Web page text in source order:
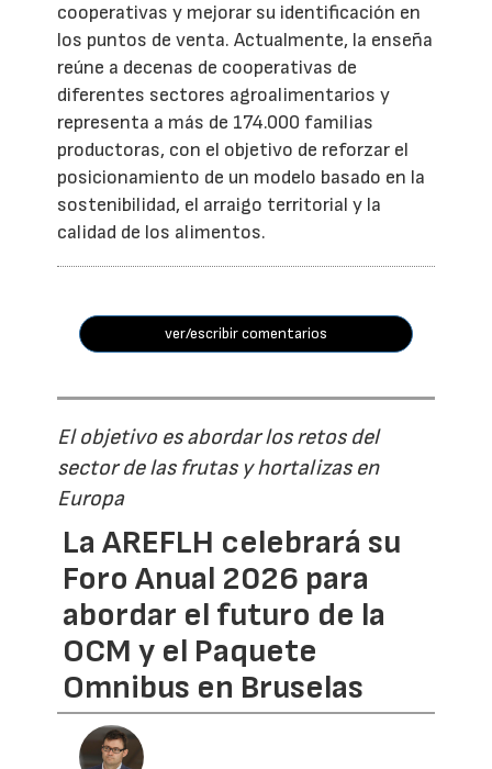
cooperativas y mejorar su identificación en
los puntos de venta. Actualmente, la enseña
reúne a decenas de cooperativas de
diferentes sectores agroalimentarios y
representa a más de 174.000 familias
productoras, con el objetivo de reforzar el
posicionamiento de un modelo basado en la
sostenibilidad, el arraigo territorial y la
calidad de los alimentos.
ver/escribir comentarios
El objetivo es abordar los retos del
sector de las frutas y hortalizas en
Europa
La AREFLH celebrará su
Foro Anual 2026 para
abordar el futuro de la
OCM y el Paquete
Omnibus en Bruselas